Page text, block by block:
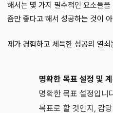
해서는 몇 가지 필수적인 요소들
즘만 좋다고 해서 성공하는 것이
제가 경험하고 체득한 성공의 열
명확한 목표 설정 및
명확한 목표 설정입니
목표로 할 것인지, 감